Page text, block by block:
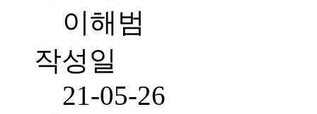
이해범
작성일
21-05-26